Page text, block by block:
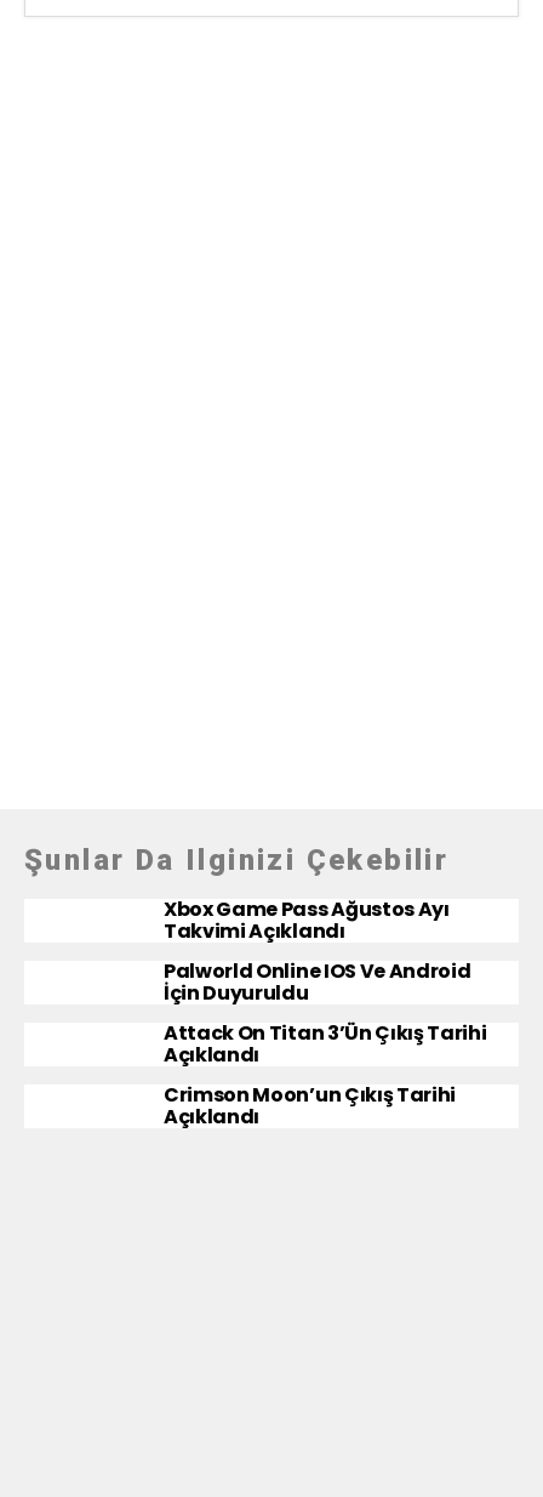
Şunlar Da Ilginizi Çekebilir
Xbox Game Pass Ağustos Ayı
Takvimi Açıklandı
Palworld Online IOS Ve Android
İçin Duyuruldu
Attack On Titan 3’ün Çıkış Tarihi
Açıklandı
Crimson Moon’un Çıkış Tarihi
Açıklandı